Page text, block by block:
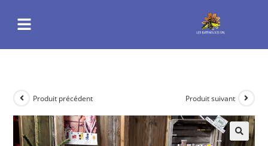
Produit précédent Produit suivant